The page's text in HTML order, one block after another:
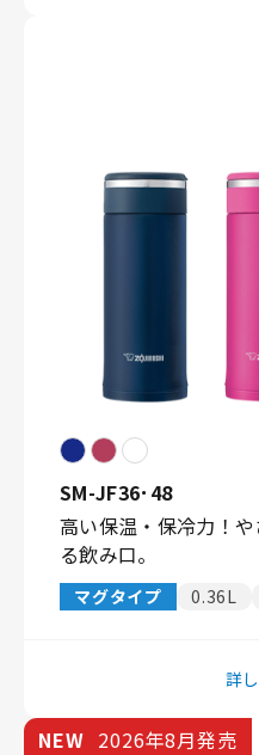
SM-JF36･48
高い保温・保冷力！
る飲み口。
マグタイプ 0.36L
詳
NEW 2026年8月発売